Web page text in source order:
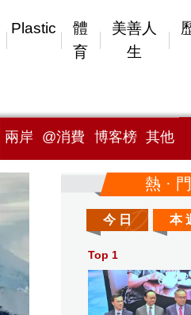
Plastic
體
育
美善人
生
兩岸 @消費 博客榜 其他
熱 ·
今 日 本
Top 1